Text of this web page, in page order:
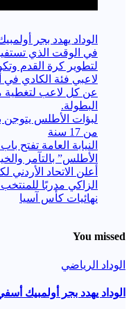
الوداد يهدد بجر
في الوقت الذي
لتطوير كرة القدم
عن كل لاعب لتغطية
البطولة.
لبؤات الأطلس يتوجن
من 17 سنة
النيابة العامة تفتح
الأطلس” بالتآمر
أعلن الاتحاد الأردني
الزاكي مدربًا
نهائيات كأس آسيا
You missed
الوداد الرياضي
الوداد يهدد بجر أولمبيك